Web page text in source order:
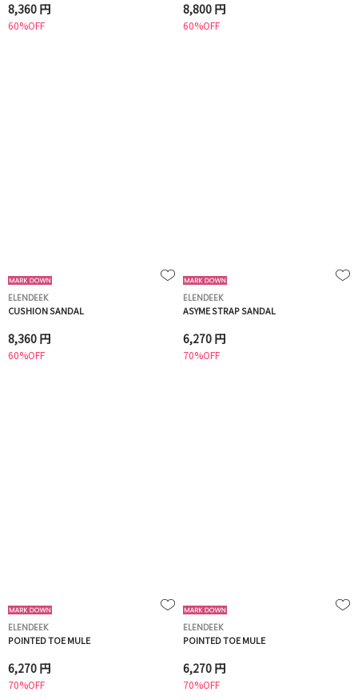
8,360 円
60%OFF
8,800 円
60%OFF
ELENDEEK
CUSHION SANDAL
8,360 円
60%OFF
ELENDEEK
ASYME STRAP SANDAL
6,270 円
70%OFF
ELENDEEK
POINTED TOE MULE
6,270 円
70%OFF
ELENDEEK
POINTED TOE MULE
6,270 円
70%OFF